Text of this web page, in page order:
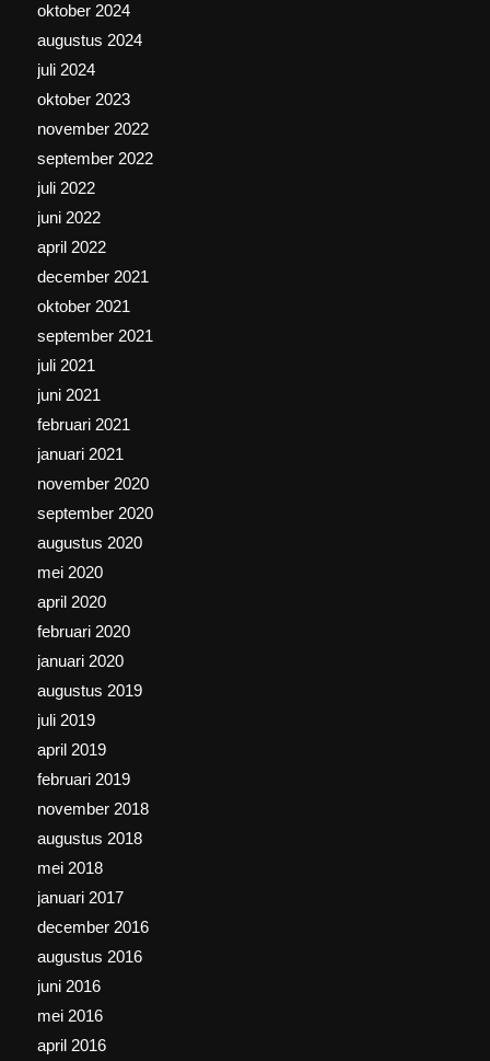
oktober 2024
augustus 2024
juli 2024
oktober 2023
november 2022
september 2022
juli 2022
juni 2022
april 2022
december 2021
oktober 2021
september 2021
juli 2021
juni 2021
februari 2021
januari 2021
november 2020
september 2020
augustus 2020
mei 2020
april 2020
februari 2020
januari 2020
augustus 2019
juli 2019
april 2019
februari 2019
november 2018
augustus 2018
mei 2018
januari 2017
december 2016
augustus 2016
juni 2016
mei 2016
april 2016